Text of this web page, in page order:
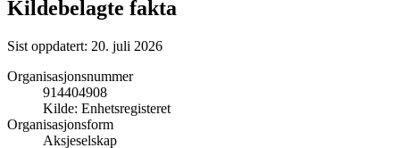
Kildebelagte fakta
Sist oppdatert: 20. juli 2026
Organisasjonsnummer
914404908
Kilde: Enhetsregisteret
Organisasjonsform
Aksjeselskap